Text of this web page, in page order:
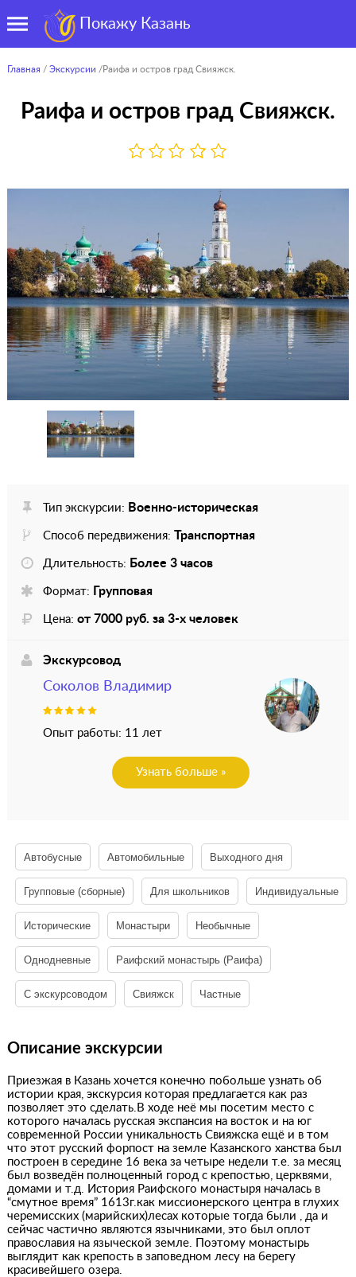
Покажу Казань
Главная / Экскурсии /Раифа и остров град Свияжск.
Раифа и остров град Свияжск.
Тип экскурсии: Военно-историческая
Способ передвижения: Транспортная
Длительность: Более 3 часов
Формат: Групповая
Цена: от 7000 руб. за 3-х человек
Экскурсовод
Соколов Владимир
Опыт работы: 11 лет
Узнать больше »
Автобусные Автомобильные Выходного дня
Групповые (сборные) Для школьников Индивидуальные
Исторические Монастыри Необычные
Однодневные Раифский монастырь (Раифа)
С экскурсоводом Свияжск Частные
Описание экскурсии
Приезжая в Казань хочется конечно побольше узнать об
истории края, экскурсия которая предлагается как раз
позволяет это сделать.В ходе неё мы посетим место с
которого началась русская экспансия на восток и на юг
современной России уникальность Свияжска ещё и в том
что этот русский форпост на земле Казанского ханства был
построен в середине 16 века за четыре недели т.е. за месяц
был возведён полноценный город с крепостью, церквями,
домами и т.д. История Раифского монастыря началась в
“смутное время” 1613г.как миссионерского центра в глухих
черемисских (марийских)лесах которые тогда были , да и
сейчас частично являются язычниками, это был оплот
православия на языческой земле. Поэтому монастырь
выглядит как крепость в заповедном лесу на берегу
красивейшего озера.